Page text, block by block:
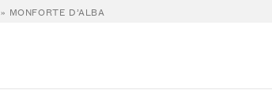
» MONFORTE D’ALBA